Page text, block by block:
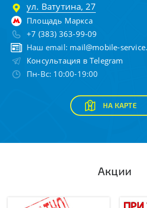
ул. Ватутина, 27
Площадь Маркса
+7 (383) 363-99-09
Наш email: mail@mobile-
Консультация в Telegram
Пн-Вс: 10:00-19:00
НА КАРТЕ
Акции